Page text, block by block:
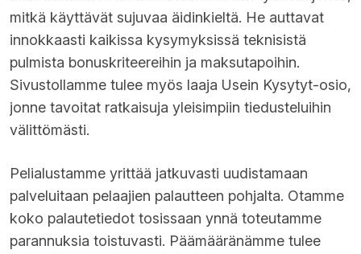
mitkä käyttävät sujuvaa äidinkieltä. He auttavat
innokkaasti kaikissa kysymyksissä teknisistä
pulmista bonuskriteereihin ja maksutapoihin.
Sivustollamme tulee myös laaja Usein Kysytyt-osio,
jonne tavoitat ratkaisuja yleisimpiin tiedusteluihin
välittömästi.
Pelialustamme yrittää jatkuvasti uudistamaan
palveluitaan pelaajien palautteen pohjalta. Otamme
koko palautetiedot tosissaan ynnä toteutamme
parannuksia toistuvasti. Päämääränämme tulee